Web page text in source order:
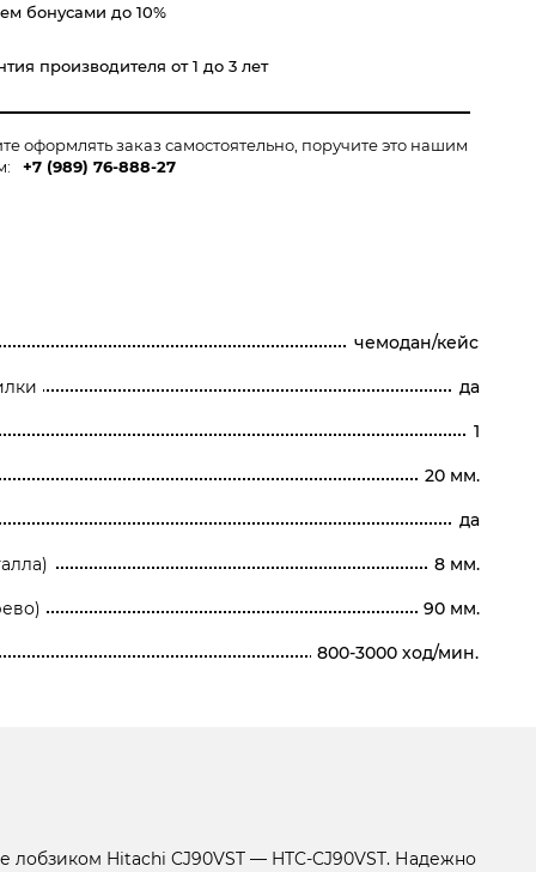
бонусами до 10%
производителя от 1 до 3 лет
оформлять заказ самостоятельно, поручите это нашим
+7 (989) 76-888-27
чемодан/кейс
да
1
20 мм.
да
8 мм.
90 мм.
800-3000 ход/мин.
Hitachi CJ90VST — HTC-CJ90VST. Надежно